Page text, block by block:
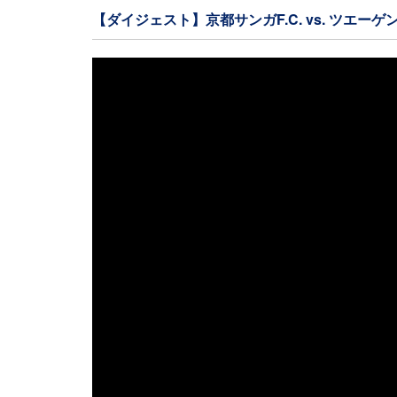
【ダイジェスト】京都サンガF.C. vs. ツエーゲ